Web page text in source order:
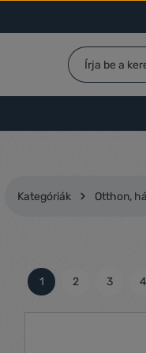
Kategóriák Otthon,
Oldal
1
Oldal
2
Oldal
3 4